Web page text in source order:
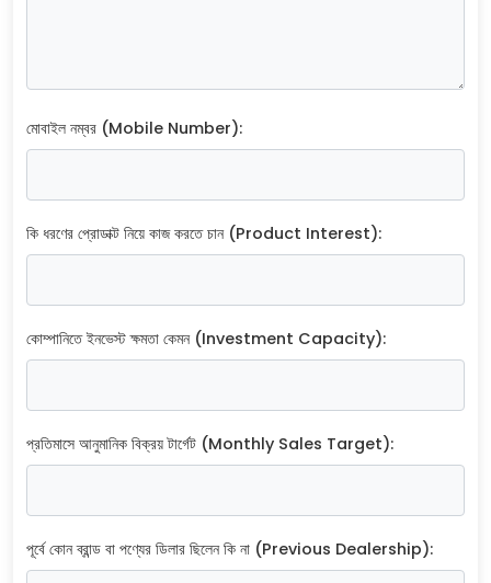
মোবাইল নম্বর (Mobile Number):
কি ধরণের প্রোডাক্ট নিয়ে কাজ করতে চান (Product Interest):
কোম্পানিতে ইনভেস্ট ক্ষমতা কেমন (Investment Capacity):
প্রতিমাসে আনুমানিক বিক্রয় টার্গেট (Monthly Sales Target):
পূর্বে কোন ব্রান্ড বা পণ্যের ডিলার ছিলেন কি না (Previous Dealership):